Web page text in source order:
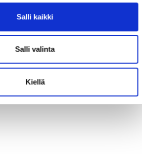
Salli kaikki
Salli valinta
Kiellä